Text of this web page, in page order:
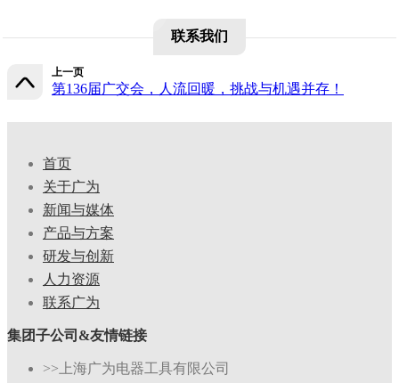
联系我们
上一页
第136届广交会，人流回暖，挑战与机遇并存！
首页
关于广为
新闻与媒体
产品与方案
研发与创新
人力资源
联系广为
集团子公司&友情链接
>>上海广为电器工具有限公司